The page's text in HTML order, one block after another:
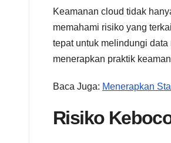
Keamanan cloud tidak
memahami risiko yang
tepat untuk melindungi
menerapkan praktik
Baca Juga: Menerapkan
Risiko